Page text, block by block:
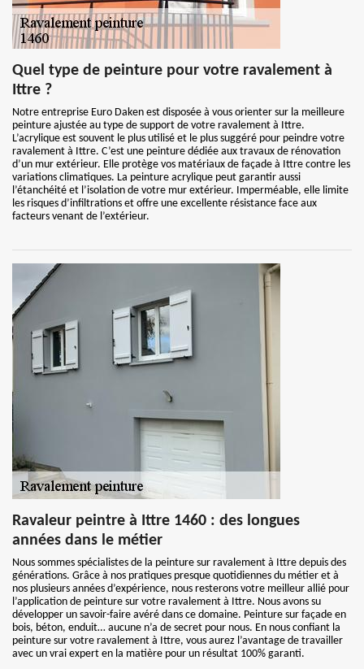
Quel type de peinture pour votre ravalement à
Ittre ?
Notre entreprise Euro Daken est disposée à vous orienter sur la meilleure
peinture ajustée au type de support de votre ravalement à Ittre.
L’acrylique est souvent le plus utilisé et le plus suggéré pour peindre votre
ravalement à Ittre. C’est une peinture dédiée aux travaux de rénovation
d’un mur extérieur. Elle protège vos matériaux de façade à Ittre contre les
variations climatiques. La peinture acrylique peut garantir aussi
l’étanchéité et l’isolation de votre mur extérieur. Imperméable, elle limite
les risques d’infiltrations et offre une excellente résistance face aux
facteurs venant de l’extérieur.
Ravaleur peintre à Ittre 1460 : des longues
années dans le métier
Nous sommes spécialistes de la peinture sur ravalement à Ittre depuis des
générations. Grâce à nos pratiques presque quotidiennes du métier et à
nos plusieurs années d’expérience, nous resterons votre meilleur allié pour
l’application de peinture sur votre ravalement à Ittre. Nous avons su
développer un savoir-faire avéré dans ce domaine. Peinture sur façade en
bois, béton, enduit… aucune n’a de secret pour nous. En nous confiant la
peinture sur votre ravalement à Ittre, vous aurez l’avantage de travailler
avec un vrai expert en la matière pour un résultat 100% garanti.